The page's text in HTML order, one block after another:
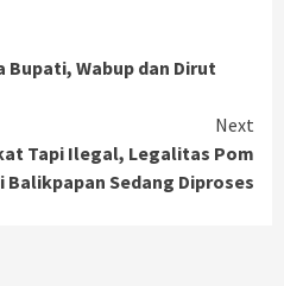
Wabup dan Dirut
Next
Tapi Ilegal, Legalitas Pom
Balikpapan Sedang Diproses